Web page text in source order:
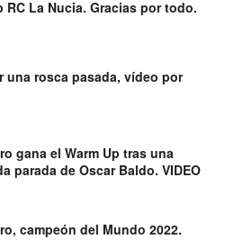
RC La Nucia. Gracias por todo.
una rosca pasada, vídeo por
gana el Warm Up tras una
parada de Oscar Baldo. VIDEO
campeón del Mundo 2022.